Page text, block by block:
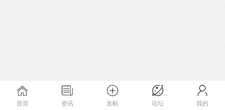
首页 资讯 发帖 论坛 我的